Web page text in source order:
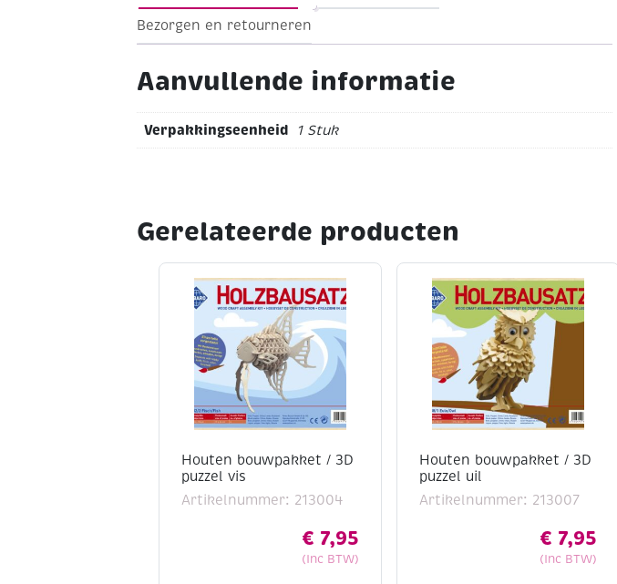
Bezorgen en retourneren
Aanvullende informatie
Verpakkingseenheid 1 Stuk
Gerelateerde producten
Houten bouwpakket / 3D
puzzel vis
Artikelnummer: 213004
€ 7,95
(Inc BTW)
Houten bouwpakket / 3D
puzzel uil
Artikelnummer: 213007
€ 7,95
(Inc BTW)